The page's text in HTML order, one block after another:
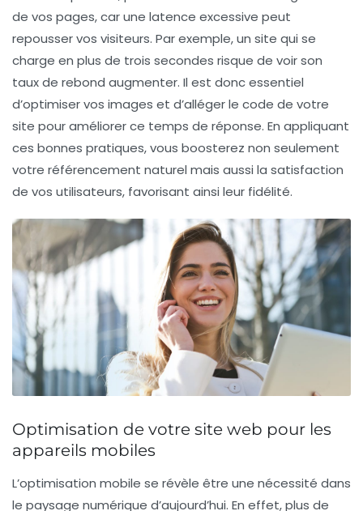
de vos pages, car une latence excessive peut
repousser vos visiteurs. Par exemple, un site qui se
charge en plus de trois secondes risque de voir son
taux de rebond augmenter. Il est donc essentiel
d’optimiser vos images et d’alléger le code de votre
site pour améliorer ce temps de réponse. En appliquant
ces bonnes pratiques, vous boosterez non seulement
votre référencement naturel mais aussi la satisfaction
de vos utilisateurs, favorisant ainsi leur fidélité.
Optimisation de votre site web pour les
appareils mobiles
L’optimisation mobile se révèle être une nécessité dans
le paysage numérique d’aujourd’hui. En effet,plus de